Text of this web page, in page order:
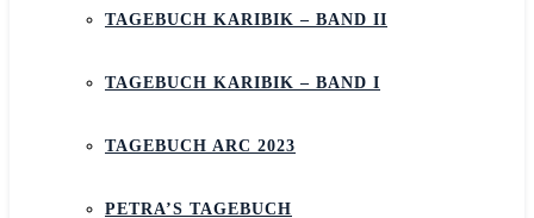
TAGEBUCH KARIBIK – BAND II
TAGEBUCH KARIBIK – BAND I
TAGEBUCH ARC 2023
PETRA’S TAGEBUCH